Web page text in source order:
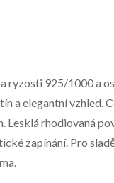
ryzosti 925/1000 a
a elegantní vzhled.
rhodiovaná
zapínání. Pro